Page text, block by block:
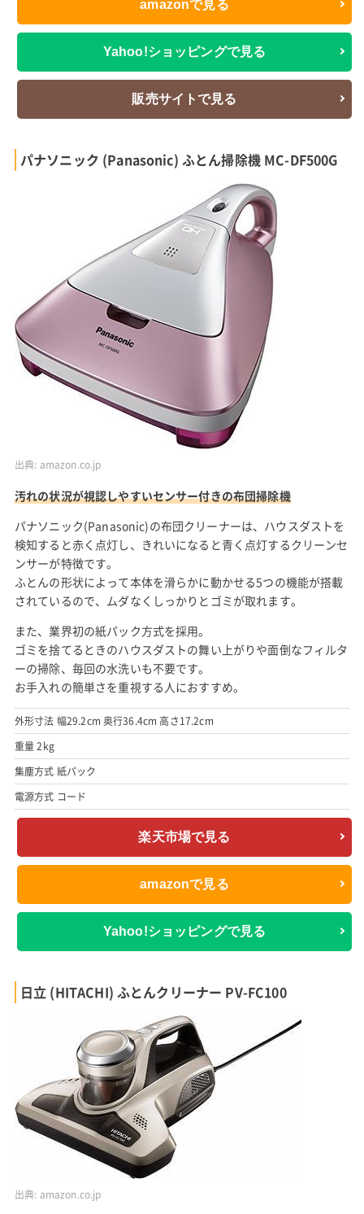
amazonで見る
Yahoo!ショッピングで見る
販売サイトで見る
パナソニック (Panasonic) ふとん掃除機 MC-DF500G
出典: amazon.co.jp
汚れの状況が視認しやすいセンサー付きの布団掃除機
パナソニック(Panasonic)の布団クリーナーは、ハウスダストを
検知すると赤く点灯し、きれいになると青く点灯するクリーンセ
ンサーが特徴です。
ふとんの形状によって本体を滑らかに動かせる5つの機能が搭載
されているので、ムダなくしっかりとゴミが取れます。
また、業界初の紙パック方式を採用。
ゴミを捨てるときのハウスダストの舞い上がりや面倒なフィルタ
ーの掃除、毎回の水洗いも不要です。
お手入れの簡単さを重視する人におすすめ。
外形寸法 幅29.2cm 奥行36.4cm 高さ17.2cm
重量 2kg
集塵方式 紙パック
電源方式 コード
楽天市場で見る
amazonで見る
Yahoo!ショッピングで見る
日立 (HITACHI) ふとんクリーナー PV-FC100
出典: amazon.co.jp